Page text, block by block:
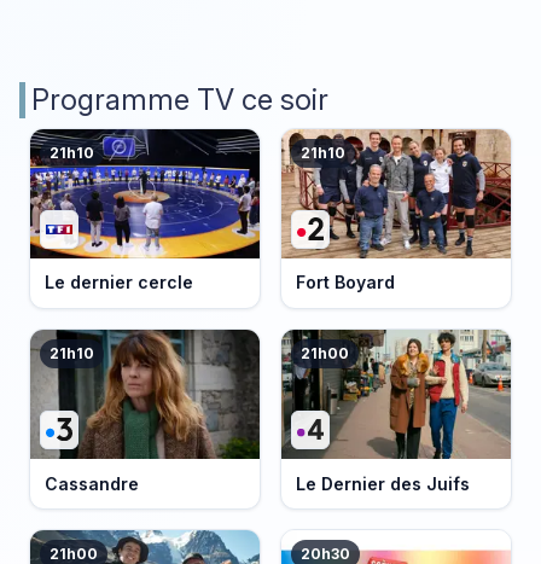
Programme TV ce soir
21h10
Le dernier cercle
21h10
Fort Boyard
21h10
Cassandre
21h00
Le Dernier des Juifs
21h00 20h30